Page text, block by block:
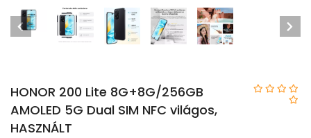
HONOR 200 Lite 8G+8G/256GB
AMOLED 5G Dual SIM NFC világos,
HASZNÁLT